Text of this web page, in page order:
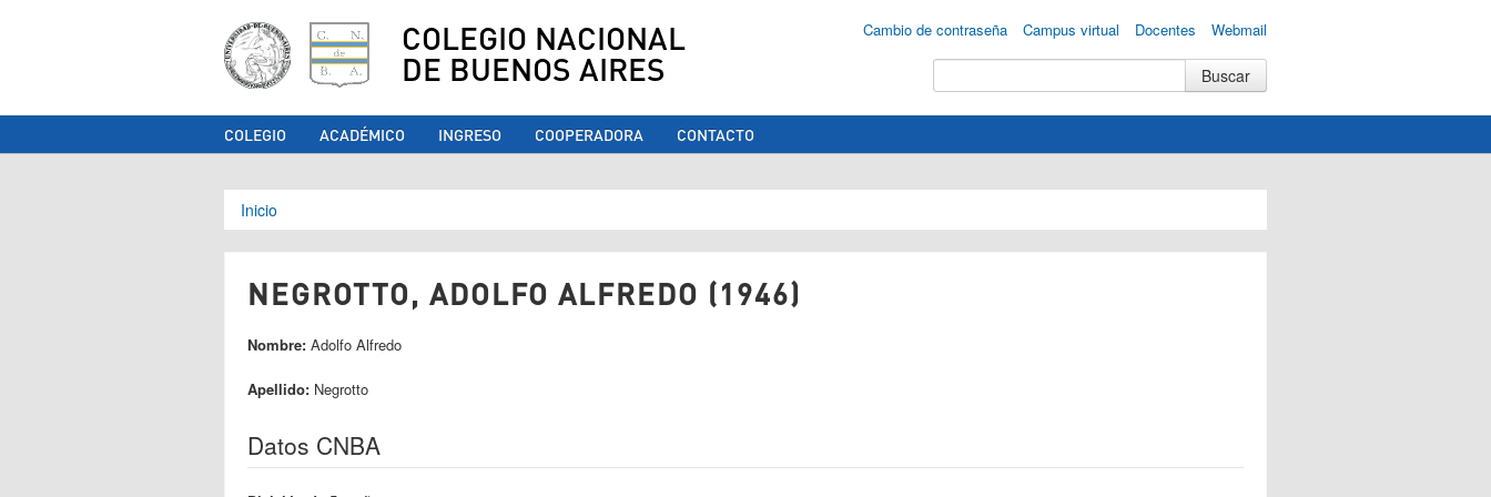
COLEGIO NACIONAL
DE BUENOS AIRES
Cambio de contraseña Campus virtual Docentes Webmail
COLEGIO ACADÉMICO INGRESO COOPERADORA CONTACTO
Se encuentra usted aquí
Inicio
NEGROTTO, ADOLFO ALFREDO (1946)
Nombre: Adolfo Alfredo
Apellido: Negrotto
Datos CNBA